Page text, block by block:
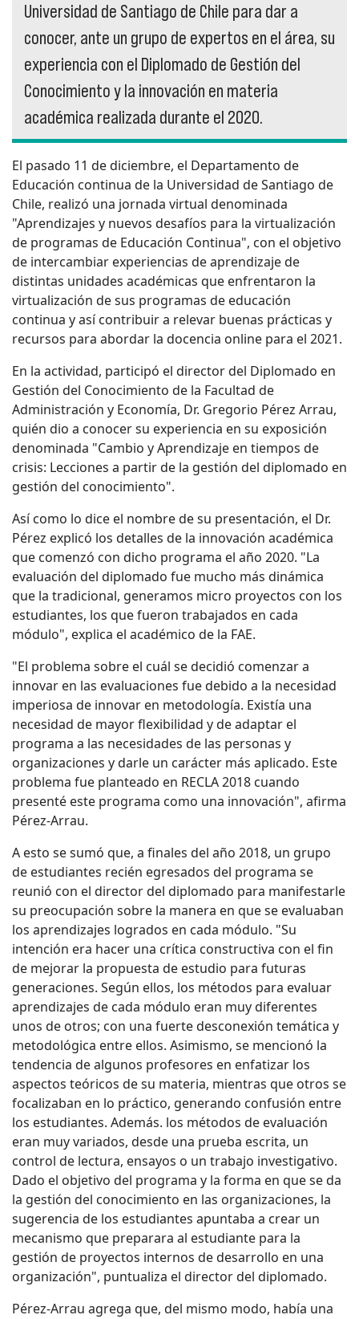
Universidad de Santiago de Chile para dar a
conocer, ante un grupo de expertos en el área, su
experiencia con el Diplomado de Gestión del
Conocimiento y la innovación en materia
académica realizada durante el 2020.
El pasado 11 de diciembre, el Departamento de
Educación continua de la Universidad de Santiago de
Chile, realizó una jornada virtual denominada
"Aprendizajes y nuevos desafíos para la virtualización
de programas de Educación Continua", con el objetivo
de intercambiar experiencias de aprendizaje de
distintas unidades académicas que enfrentaron la
virtualización de sus programas de educación
continua y así contribuir a relevar buenas prácticas y
recursos para abordar la docencia online para el 2021.
En la actividad, participó el director del Diplomado en
Gestión del Conocimiento de la Facultad de
Administración y Economía, Dr. Gregorio Pérez Arrau,
quién dio a conocer su experiencia en su exposición
denominada "Cambio y Aprendizaje en tiempos de
crisis: Lecciones a partir de la gestión del diplomado en
gestión del conocimiento".
Así como lo dice el nombre de su presentación, el Dr.
Pérez explicó los detalles de la innovación académica
que comenzó con dicho programa el año 2020. "La
evaluación del diplomado fue mucho más dinámica
que la tradicional, generamos micro proyectos con los
estudiantes, los que fueron trabajados en cada
módulo", explica el académico de la FAE.
"El problema sobre el cuál se decidió comenzar a
innovar en las evaluaciones fue debido a la necesidad
imperiosa de innovar en metodología. Existía una
necesidad de mayor flexibilidad y de adaptar el
programa a las necesidades de las personas y
organizaciones y darle un carácter más aplicado. Este
problema fue planteado en RECLA 2018 cuando
presenté este programa como una innovación", afirma
Pérez-Arrau.
A esto se sumó que, a finales del año 2018, un grupo
de estudiantes recién egresados del programa se
reunió con el director del diplomado para manifestarle
su preocupación sobre la manera en que se evaluaban
los aprendizajes logrados en cada módulo. "Su
intención era hacer una crítica constructiva con el fin
de mejorar la propuesta de estudio para futuras
generaciones. Según ellos, los métodos para evaluar
aprendizajes de cada módulo eran muy diferentes
unos de otros; con una fuerte desconexión temática y
metodológica entre ellos. Asimismo, se mencionó la
tendencia de algunos profesores en enfatizar los
aspectos teóricos de su materia, mientras que otros se
focalizaban en lo práctico, generando confusión entre
los estudiantes. Además. los métodos de evaluación
eran muy variados, desde una prueba escrita, un
control de lectura, ensayos o un trabajo investigativo.
Dado el objetivo del programa y la forma en que se da
la gestión del conocimiento en las organizaciones, la
sugerencia de los estudiantes apuntaba a crear un
mecanismo que preparara al estudiante para la
gestión de proyectos internos de desarrollo en una
organización", puntualiza el director del diplomado.
Pérez-Arrau agrega que, del mismo modo, había una